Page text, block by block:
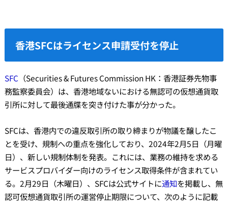
香港SFCはライセンス申請受付を停止
SFC （Securities & Futures Commission HK：香港証券先物事
務監察委員会）は、香港地域ないにおける無認可の仮想通貨取
引所に対して最後通牒を突き付けた事が分かった。
SFCは、香港内での違反取引所の取り締まりが物議を醸したこ
とを受け、規制への重点を強化しており、2024年2月5日（月曜
日）、新しい規制体制を発表。これには、業務の維持を求める
サービスプロバイダー向けのライセンス取得条件が含まれてい
る。2月29日（木曜日）、SFCは公式サイトに通知を掲載し、無
認可仮想通貨取引所の運営停止期限について、次のように記載